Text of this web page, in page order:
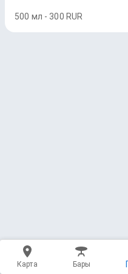
500 мл - 300 RUR
Карта Бары